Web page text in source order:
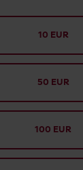
10 EUR
50 EUR
100 EUR